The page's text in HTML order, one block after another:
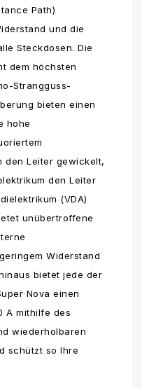
Path)
und die
Steckdosen. Die
dem höchsten
Strangguss-
bieten einen
hohe
den Leiter gewickelt,
den Leiter
(VDA)
unübertroffene
Widerstand
bietet jede der
Nova einen
A mithilfe des
wiederholbaren
schützt so Ihre